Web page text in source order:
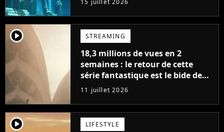
épisodes
player2 STREAMING
18,3 millions de vues en 2
semaines : le retour de cette
série fantastique est le bide de
l'année sur Netflix
11 juillet 2026
player2 LIFESTYLE